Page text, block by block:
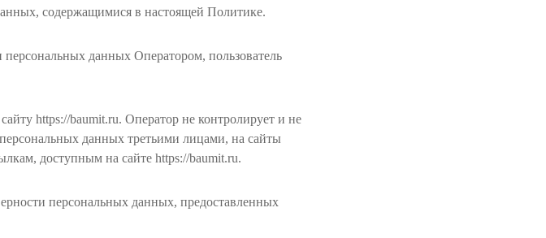
содержащимися в настоящей Политике.
персональных данных Оператором, пользователь
https://baumit.ru. Оператор не контролирует и не
персональных данных третьими лицами, на сайты
доступным на сайте https://baumit.ru.
персональных данных, предоставленных